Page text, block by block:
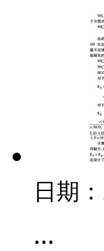
日期：
...